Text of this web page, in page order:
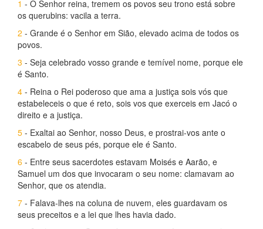
1 - O Senhor reina, tremem os povos seu trono está sobre
os querubins: vacila a terra.
2 - Grande é o Senhor em Sião, elevado acima de todos os
povos.
3 - Seja celebrado vosso grande e temível nome, porque ele
é Santo.
4 - Reina o Rei poderoso que ama a justiça sois vós que
estabeleceis o que é reto, sois vos que exerceis em Jacó o
direito e a justiça.
5 - Exaltai ao Senhor, nosso Deus, e prostrai-vos ante o
escabelo de seus pés, porque ele é Santo.
6 - Entre seus sacerdotes estavam Moisés e Aarão, e
Samuel um dos que invocaram o seu nome: clamavam ao
Senhor, que os atendia.
7 - Falava-lhes na coluna de nuvem, eles guardavam os
seus preceitos e a lei que lhes havia dado.